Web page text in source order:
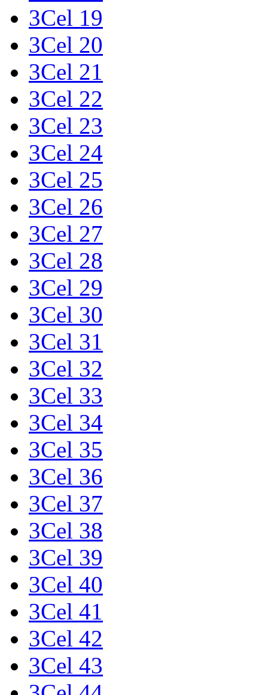
3Cel 19
3Cel 20
3Cel 21
3Cel 22
3Cel 23
3Cel 24
3Cel 25
3Cel 26
3Cel 27
3Cel 28
3Cel 29
3Cel 30
3Cel 31
3Cel 32
3Cel 33
3Cel 34
3Cel 35
3Cel 36
3Cel 37
3Cel 38
3Cel 39
3Cel 40
3Cel 41
3Cel 42
3Cel 43